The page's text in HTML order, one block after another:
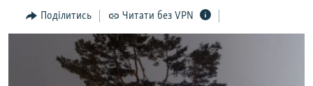
Перейти
до
ПОГЛЯД
ВСЕ ЗА ДЕНЬ
Поділитись Читати без VPN